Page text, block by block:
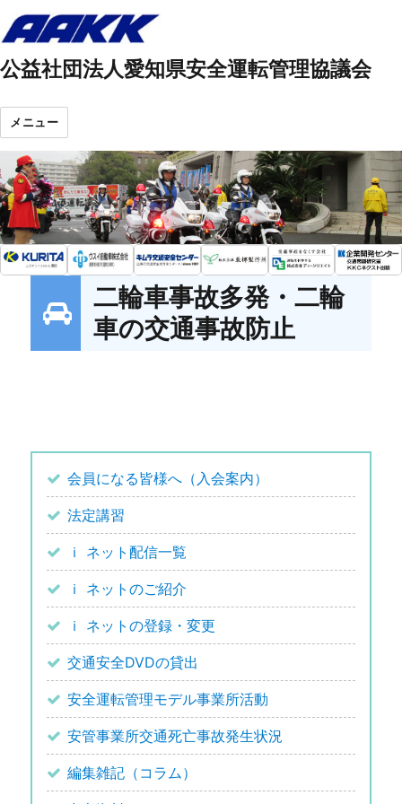
公益社団法人愛知県安全運転管理協議会
メニュー
二輪車事故多発・二輪
車の交通事故防止
会員になる皆様へ（入会案内）
法定講習
ｉ ネット配信一覧
ｉ ネットのご紹介
ｉ ネットの登録・変更
交通安全DVDの貸出
安全運転管理モデル事業所活動
安管事業所交通死亡事故発生状況
編集雑記（コラム）